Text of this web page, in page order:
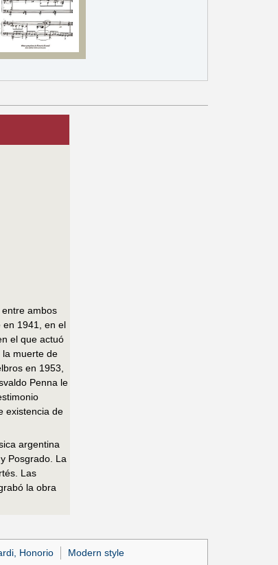
ambos
en 1941, en el
el que actuó
la muerte de
en 1953,
Penna le
existencia de
argentina
Posgrado. La
Las
la obra
Honorio Modern style